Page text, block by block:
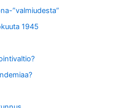
”valmiudesta”
1945